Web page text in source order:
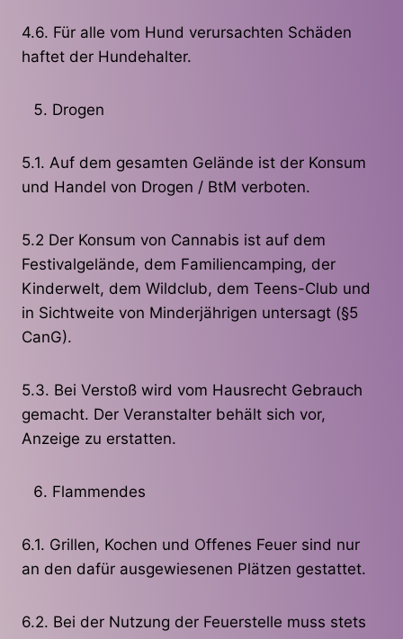
4.6. Für alle vom Hund verursachten Schäden
haftet der Hundehalter.
Drogen
5.1. Auf dem gesamten Gelände ist der Konsum
und Handel von Drogen / BtM verboten.
5.2 Der Konsum von Cannabis ist auf dem
Festivalgelände, dem Familiencamping, der
Kinderwelt, dem Wildclub, dem Teens-Club und
in Sichtweite von Minderjährigen untersagt (§5
CanG).
5.3. Bei Verstoß wird vom Hausrecht Gebrauch
gemacht. Der Veranstalter behält sich vor,
Anzeige zu erstatten.
Flammendes
6.1. Grillen, Kochen und Offenes Feuer sind nur
an den dafür ausgewiesenen Plätzen gestattet.
6.2. Bei der Nutzung der Feuerstelle muss stets